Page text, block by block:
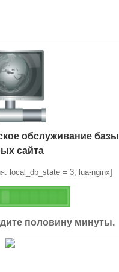
обслуживание базы
сайта
local_db_state = 3, lua-nginx]
половину минуты.